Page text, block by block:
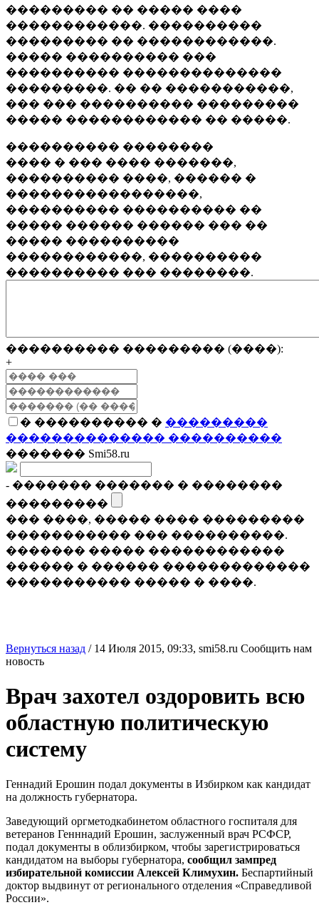
��������� �� ����� ����
������������. ����������
��������� �� ������������.
����� ���������� ���
���������� ��������������
���������. �� �� �����������,
��� ��� ���������� ���������
����� ������������ �� �����.
���������� ��������
���� � ��� ���� �������,
���������� ����, ������ �
�����������������,
���������� ���������� ��
����� ������ ������ ��� ��
����� ����������
������������, ����������
���������� ��� ��������.
���������� ��������� (����):
+
� ���������� � ���������
�������������� ����������
������� Smi58.ru
- ������� ������� � ��������
���������
��� ����, ����� ���� ���������
����������� ��� ����������.
������� ����� ������������
������ � ������ �������������
����������� ����� � ����.
Вернуться назад / 14 Июля 2015, 09:33, smi58.ru Сообщить нам
новость
Врач захотел оздоровить всю
областную политическую
систему
Геннадий Ерошин подал документы в Избирком как кандидат
на должность губернатора.
Заведующий оргметодкабинетом областного госпиталя для
ветеранов Генннадий Ерошин, заслуженный врач РСФСР,
подал документы в облизбирком, чтобы зарегистрироваться
кандидатом на выборы губернатора, сообщил зампред
избирательной комиссии Алексей Климухин. Беспартийный
доктор выдвинут от регионального отделения «Справедливой
России».